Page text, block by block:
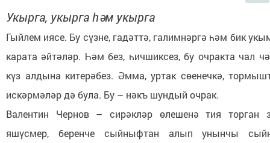
Укырга, укырга һәм укырга
Гыйлем иясе. Бу сүзне, гадәттә, галимнәргә һәм бик
карата әйтәләр. Һәм без, һичшиксез, бу очракта чал
күз алдына китерәбез. Әмма, уртак сөенечкә,
искәрмәләр дә була. Бу – нәкъ шундый очрак.
Валентин Чернов – сирәкләр өлешенә тия торган
яшүсмер, беренче сыйныфтан алып унынчы